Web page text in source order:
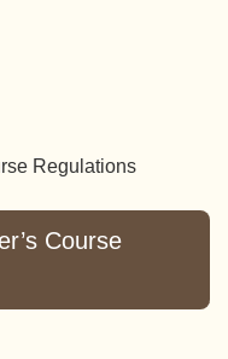
Regulations
Course